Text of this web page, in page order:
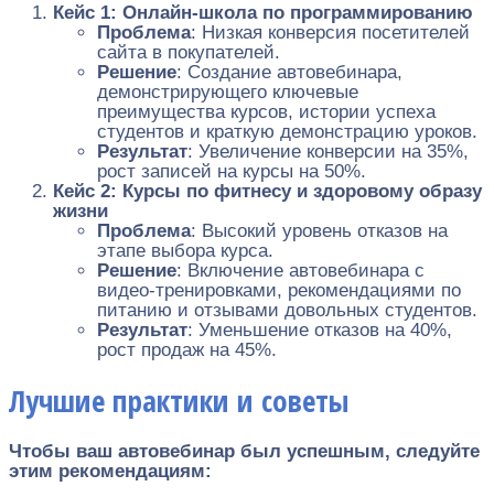
Кейс 1: Онлайн-школа по программированию
Проблема: Низкая конверсия посетителей
сайта в покупателей.
Решение: Создание автовебинара,
демонстрирующего ключевые
преимущества курсов, истории успеха
студентов и краткую демонстрацию уроков.
Результат: Увеличение конверсии на 35%,
рост записей на курсы на 50%.
Кейс 2: Курсы по фитнесу и здоровому образу
жизни
Проблема: Высокий уровень отказов на
этапе выбора курса.
Решение: Включение автовебинара с
видео-тренировками, рекомендациями по
питанию и отзывами довольных студентов.
Результат: Уменьшение отказов на 40%,
рост продаж на 45%.
Лучшие практики и советы
Чтобы ваш автовебинар был успешным, следуйте
этим рекомендациям: